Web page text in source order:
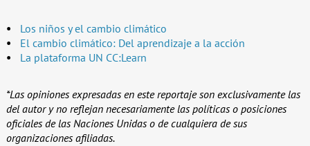
Los niños y el cambio climático
El cambio climático: Del aprendizaje a la acción
La plataforma UN CC:Learn
*Las opiniones expresadas en este reportaje son exclusivamente las
del autor y no reflejan necesariamente las políticas o posiciones
oficiales de las Naciones Unidas o de cualquiera de sus
organizaciones afiliadas.